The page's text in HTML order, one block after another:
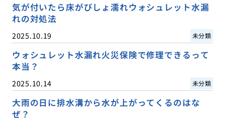
気が付いたら床がびしょ濡れウォシュレット水漏
れの対処法
2025.10.19 未分類
ウォシュレット水漏れ火災保険で修理できるって
本当？
2025.10.14 未分類
大雨の日に排水溝から水が上がってくるのはな
ぜ？